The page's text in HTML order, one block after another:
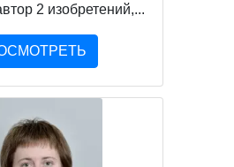
2 изобретений,...